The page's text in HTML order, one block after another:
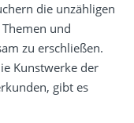
die unzähligen
und
zu erschließen.
Kunstwerke der
gibt es